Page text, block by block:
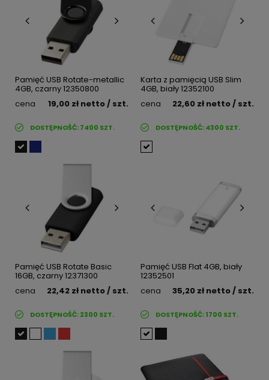
Pamięć USB Rotate-metallic
4GB, czarny 12350800
cena
19,00 zł netto/ szt.
DOSTĘPNOŚĆ:7400 SZT.
Karta z pamięcią USB Slim
4GB, biały 12352100
cena
22,60 zł netto/ szt.
DOSTĘPNOŚĆ:4300 SZT.
Pamięć USB Rotate Basic
16GB, czarny 12371300
cena
22,42 zł netto/ szt.
DOSTĘPNOŚĆ:2300 SZT.
Pamięć USB Flat 4GB, biały
12352501
cena
35,20 zł netto/ szt.
DOSTĘPNOŚĆ:1700 SZT.